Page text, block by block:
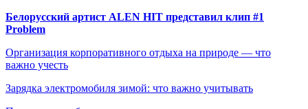
Белорусский артист ALEN HIT представил клип #1
Problem
Организация корпоративного отдыха на природе — что
важно учесть
Зарядка электромобиля зимой: что важно учитывать